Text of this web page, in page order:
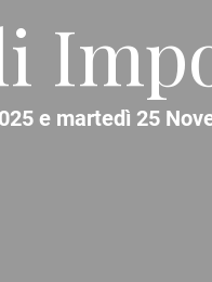
e martedì 25